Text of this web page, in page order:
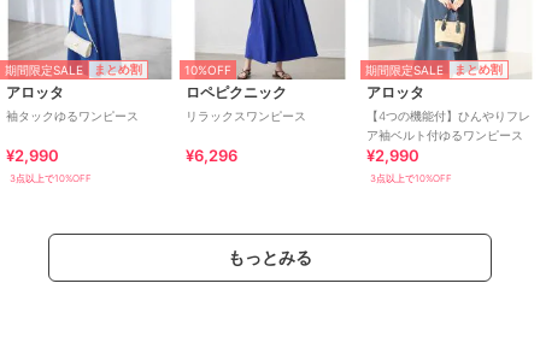
期間限定SALE まとめ割
アロッタ
袖タックゆるワンピース
¥2,990
3点以上で10%OFF
10%OFF
ロペピクニック
リラックスワンピース
¥6,296
期間限定SALE まとめ割
アロッタ
【4つの機能付】ひんやりフレ
ア袖ベルト付ゆるワンピース
¥2,990
3点以上で10%OFF
もっとみる